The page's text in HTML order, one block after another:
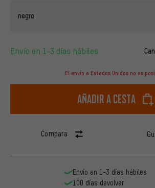
negro
Envío en 1-3 días hábiles
El envío a Estados Unidos no es
Añadir a cesta
Compara
Envío en 1-3 días hábiles
100 días devolver